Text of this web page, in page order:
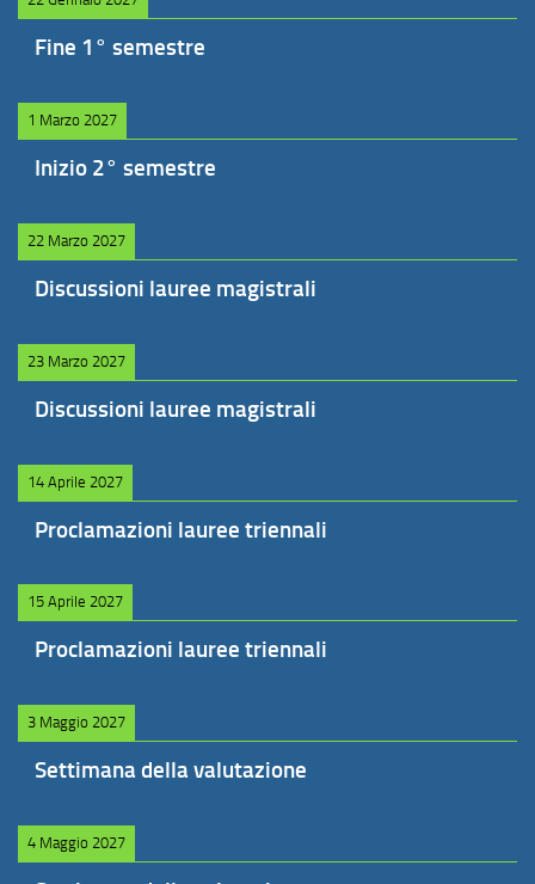
Fine 1° semestre
1 Marzo 2027
Inizio 2° semestre
22 Marzo 2027
Discussioni lauree magistrali
23 Marzo 2027
Discussioni lauree magistrali
14 Aprile 2027
Proclamazioni lauree triennali
15 Aprile 2027
Proclamazioni lauree triennali
3 Maggio 2027
Settimana della valutazione
4 Maggio 2027